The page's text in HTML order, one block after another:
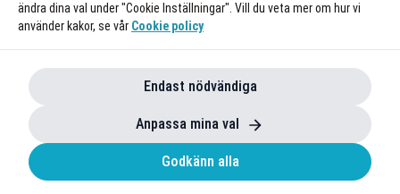
ändra dina val under "Cookie Inställningar". Vill du veta mer om hur vi
använder kakor, se vår Cookie policy
Endast nödvändiga
Anpassa mina val
Godkänn alla